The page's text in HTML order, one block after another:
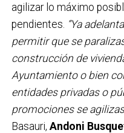
agilizar lo máximo
pendientes. “Ya
permitir que se
construcción de
Ayuntamiento o bien
entidades privadas o
promociones se
Basauri, Andoni